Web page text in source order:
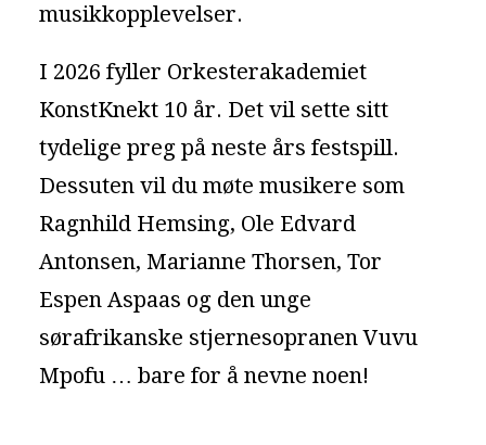
musikkopplevelser.
I 2026 fyller Orkesterakademiet
KonstKnekt 10 år. Det vil sette sitt
tydelige preg på neste års festspill.
Dessuten vil du møte musikere som
Ragnhild Hemsing, Ole Edvard
Antonsen, Marianne Thorsen, Tor
Espen Aspaas og den unge
sørafrikanske stjernesopranen Vuvu
Mpofu … bare for å nevne noen!